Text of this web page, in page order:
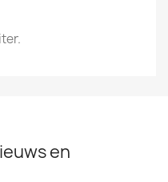
en